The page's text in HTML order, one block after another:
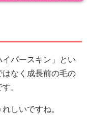
パースキン」とい
はなく成長前の毛の
。
しいですね。